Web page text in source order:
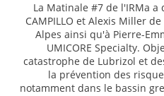
La Matinale #7 de l'IRMa
CAMPILLO et Alexis Miller
Alpes ainsi qu'à Pierre-
UMICORE Specialty.
catastrophe de Lubrizol et
la prévention des
notamment dans le bassin